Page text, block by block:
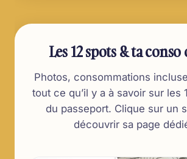
Les 12 spots & ta
Photos, consommations
tout ce qu’il y a à savoir sur les
du passeport. Clique sur un
découvrir sa page